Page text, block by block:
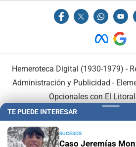
Hemeroteca Digital (1930-1979) -
Administración y Publicidad -
Opcionales con El Litoral
TE PUEDE INTERESAR
SUCESOS
Caso Jeremías